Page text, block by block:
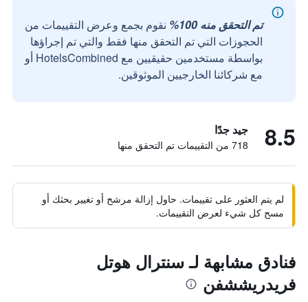
تم التحقق منه 100%
نقوم بجمع وعرض التقييمات من
الحجوزات التي تم التحقق منها فقط والتي تم إجراؤها
بواسطة مستخدمين حقيقيين مع HotelsCombined أو
مع شركائنا الخارجيين الموثوقين.
8.5 جيد جدًا
718 من التقييمات تم التحقق منها
لم يتم العثور على تقييمات. حاول إزالة مرشح أو تغيير بحثك أو
مسح كل شيء لعرض التقييمات.
فنادق مشابهة لـ سنترال هوتل
فريدريششفن